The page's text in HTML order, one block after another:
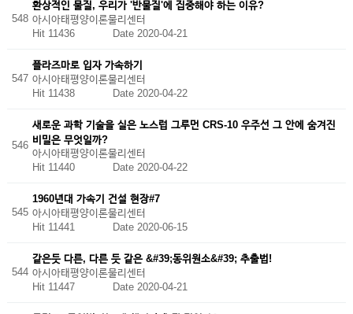
548
환상적인 물질, 우리가 '반물질'에 집중해야 하는 이유?
아시아태평양이론물리센터
Hit 11436 Date 2020-04-21
547
플라즈마로 입자 가속하기
아시아태평양이론물리센터
Hit 11438 Date 2020-04-22
546
새로운 과학 기술을 실은 노스럽 그루먼 CRS-10 우주선 그 안에 숨겨진
비밀은 무엇일까?
아시아태평양이론물리센터
Hit 11440
Date 2020-04-22
545
1960년대 가속기 건설 현장#7
아시아태평양이론물리센터
Hit 11441 Date 2020-06-15
544
같은듯 다른, 다른 듯 같은 &#39;동위원소&#39; 추출법!
아시아태평양이론물리센터
Hit 11447 Date 2020-04-21